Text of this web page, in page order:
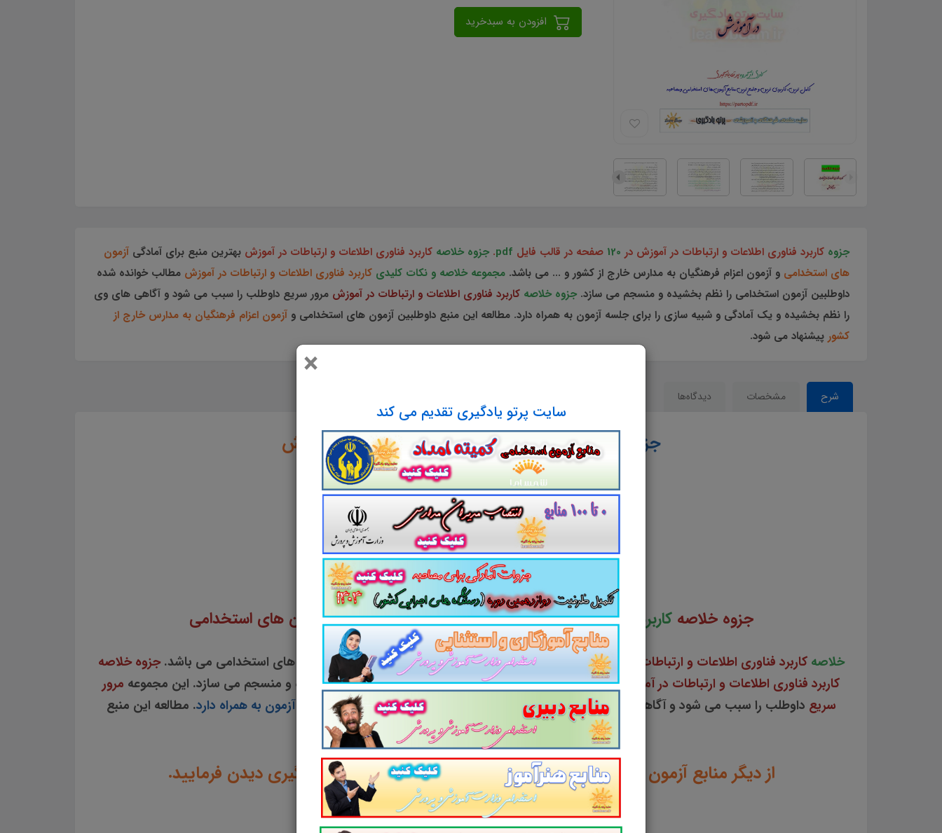
×
سایت پرتو یادگیری تقدیم می کند
جزوه کاربرد فناوری اطلاعات و ارتباطات در آموزش در 120 صفحه در قالب فایل pdf
. جزوه خلاصه کاربرد فناوری اطلاعات و ارتباطات در آموزش بهترین منبع برای آمادگی آزمون
های استخدامی و آزمون اعزام فرهنگیان به مدارس خارج از کشور و ... می باشد. مجموعه خلاصه و نکات کلیدی کاربرد فناوری اطلاعات و ارتباطات در آموزش مطالب خوانده شده
داوطلبین آزمون استخدامی را نظم بخشیده و منسجم می سازد. جزوه خلاصه کاربرد فناوری اطلاعات و ارتباطات در آموزش مرور سریع داوطلب را سبب می شود و آگاهی های وی
را نظم بخشیده و یک آمادگی و شبیه سازی را برای جلسه آزمون به همراه دارد. مطالعه این منبع داوطلبین آزمون های استخدامی و آزمون اعزام فرهنگیان به مدارس خارج از
کشور پیشنهاد می شود.
شرح مشخصات دیدگاه‌ها
جزوه خلاصهکاربرد فناوری اطلاعات و ارتباطات در آموزش
ویژه آزمون اعزام فرهنگیان به مدارس خارج از کشور
جزوه خلاصه کاربرد فناوری اطلاعات و ارتباطات در آموزش جزوه خلاصه کاربرد فناوری اطلاعات و ارتباطات چکیده کتاب کاربرد فناوری اطلاعات و ارتباطات در آموزش جزوه خلاصه کتاب کاربرد فناوری اطلاعات و ارتباطات دانلود خلاصه کتاب کاربرد فناوری اطلاعات و ارتباطات نکات کلیدی کتاب کاربرد فناوری اطلاعات و ارتباطات در
آموزش خرید مجموعه خلاصه کتاب کاربرد فناوری اطلاعات و ارتباطات در آموزش دانلود pdf خلاصه منابع آزمون استخدامی آموزش و پرورش نکات کلیدی و برجسته کتاب کاربرد فناوری اطلاعات و ارتباطات مجموعه خلاصه کاربرد فناوری اطلاعات و ارتباطات خلاصه نکات کلیدی کتاب کاربرد فناوری اطلاعات و ارتباطات نکات طلایی کتاب
کاربرد فناوری اطلاعات و ارتباطات
جزوه خلاصهکاربرد فناوری اطلاعات و ارتباطات در آموزشمناسب برای آزمون های استخدامی
خلاصهکاربرد فناوری اطلاعات و ارتباطات در آموزش صفحه در قالب فایلpdf. بهترین منبع برای آزمون های استخدامی می باشد.جزوه خلاصه
کاربرد فناوری اطلاعات و ارتباطات در آموزشمطالب خوانده شده داوطلبین آزمون استخدامی را نظم بخشیده و منسجم می سازد. این مجموعه مرور
سریع داوطلب را سبب می شود و آگاهی های وی رانظم بخشیده و یک آمادگی و شبیه سازی را برای جلسه آزمون به همراه دارد. مطالعه این منبع
برای همه داوطلبین عزیز پیشنهاد می شود.
از دیگر منابع آزمون استخدامی وزارت آموزش و پرورش در سایت پرتو یادگیری دیدن فرمایید.
و در یک نمای کلی: